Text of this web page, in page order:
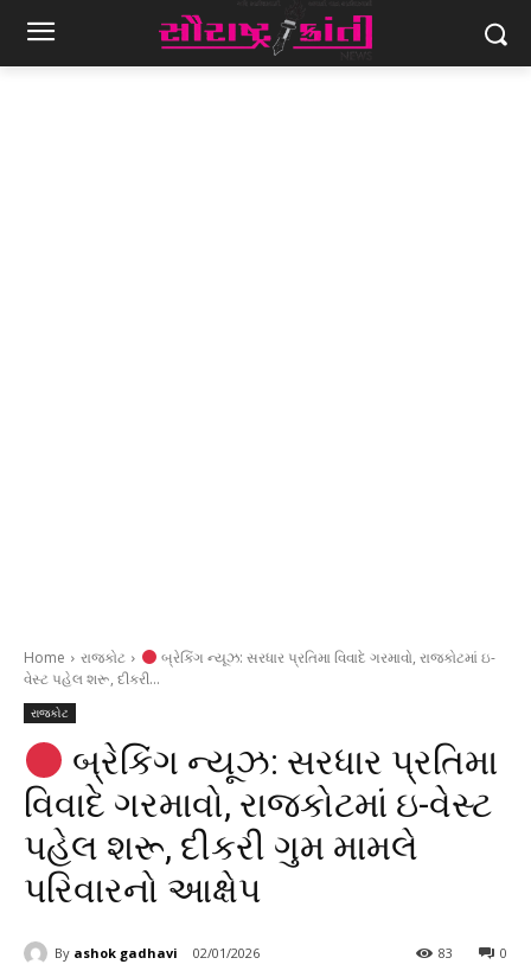
Home રાજકોટ
બ્રેકિંગ ન્યૂઝ: સરધાર પ્રતિમા વિવાદે ગરમાવો, રાજકોટમાં ઇ-
વેસ્ટ પહેલ શરૂ, દીકરી...
રાજકોટ
બ્રેકિંગ ન્યૂઝ: સરધાર પ્રતિમા
વિવાદે ગરમાવો, રાજકોટમાં ઇ-વેસ્ટ
પહેલ શરૂ, દીકરી ગુમ મામલે
પરિવારનો આક્ષેપ
By ashok gadhavi 02/01/2026 0
83